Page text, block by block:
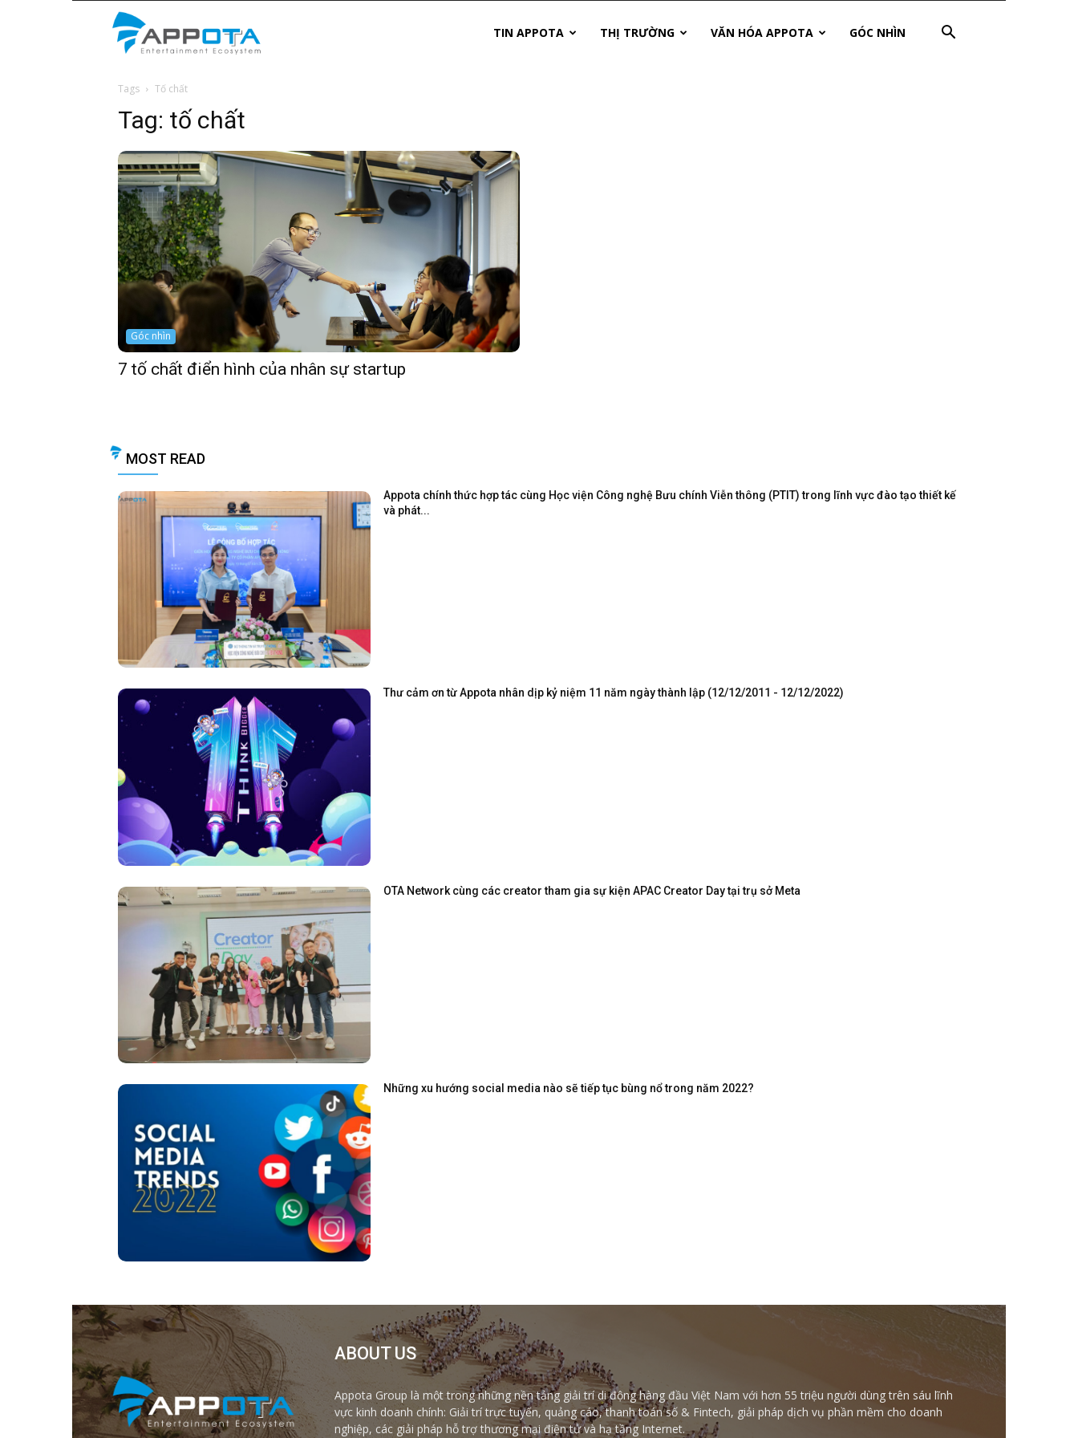
TIN APPOTA THỊ TRƯỜNG VĂN HÓA APPOTA GÓC NHÌN
Tags Tố chất
Tag: tố chất
Góc nhìn
7 tố chất điển hình của nhân sự startup
MOST READ
Appota chính thức hợp tác cùng Học viện Công nghệ Bưu chính Viễn thông (PTIT) trong lĩnh vực đào tạo thiết kế
và phát...
Thư cảm ơn từ Appota nhân dịp kỷ niệm 11 năm ngày thành lập (12/12/2011 - 12/12/2022)
OTA Network cùng các creator tham gia sự kiện APAC Creator Day tại trụ sở Meta
Những xu hướng social media nào sẽ tiếp tục bùng nổ trong năm 2022?
ABOUT US
Appota Group là một trong những nền tảng giải trí di động hàng đầu Việt Nam với hơn 55 triệu người dùng trên sáu lĩnh
vực kinh doanh chính: Giải trí trực tuyến, quảng cáo, thanh toán số & Fintech, giải pháp dịch vụ phần mềm cho doanh
nghiệp, các giải pháp hỗ trợ thương mại điện tử và hạ tầng Internet.